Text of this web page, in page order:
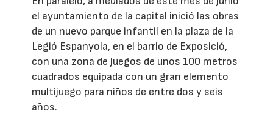
el ayuntamiento de la capital inició las obras
de un nuevo parque infantil en la plaza de la
Legió Espanyola, en el barrio de Exposició,
con una zona de juegos de unos 100 metros
cuadrados equipada con un gran elemento
multijuego para niños de entre dos y seis
años.